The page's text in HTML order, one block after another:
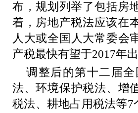
布，规划列举了包括房
着，房地产税法应该在
人大或全国人大常委会
产税最快有望于2017年出
调整后的第十二届
法、环境保护税法、增
税法、耕地占用税法等